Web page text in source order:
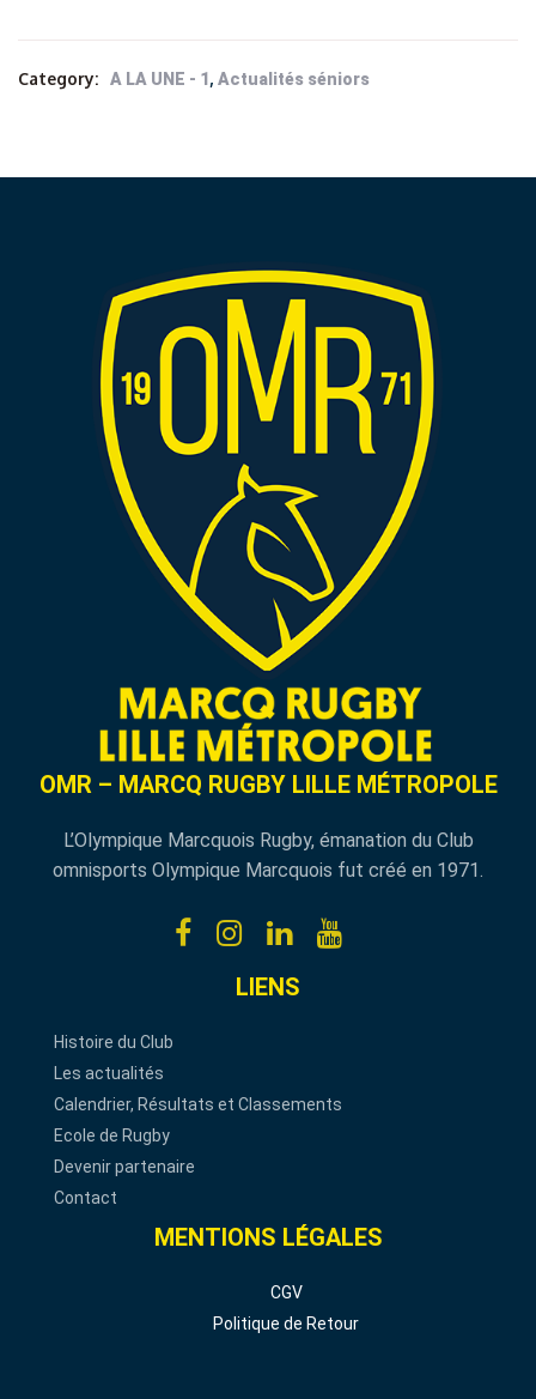
Category: A LA UNE - 1 , Actualités séniors
OMR – MARCQ RUGBY LILLE MÉTROPOLE
L’Olympique Marcquois Rugby, émanation du Club
omnisports Olympique Marcquois fut créé en 1971.
LIENS
Histoire du Club
Les actualités
Calendrier, Résultats et Classements
Ecole de Rugby
Devenir partenaire
Contact
MENTIONS LÉGALES
CGV
Politique de Retour